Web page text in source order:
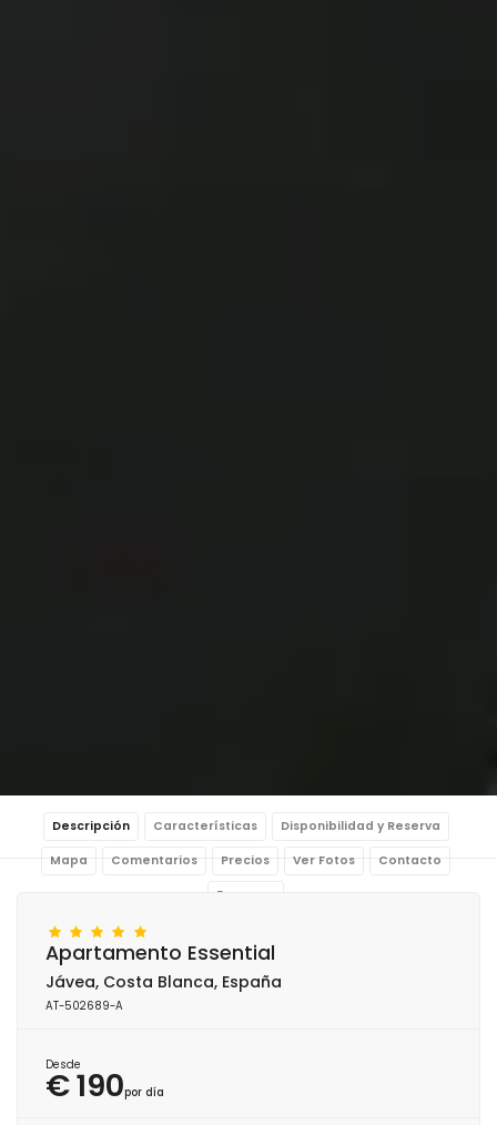
Descripción Características Disponibilidad y Reserva
Mapa Comentarios Precios Ver Fotos Contacto
Reservar
Apartamento Essential
Jávea, Costa Blanca, España
AT-502689-A
Desde
€ 190por día